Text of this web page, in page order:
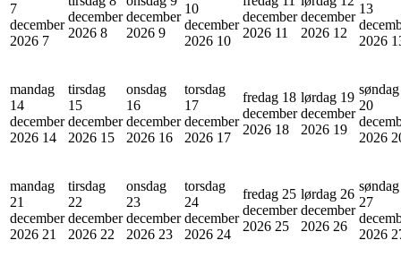
7
december
2026 7
december
2026 8
december
2026 9
10
december
2026 10
december
2026 11
december
2026 12
13
2026
mandag
14
december
2026 14
tirsdag
15
december
2026 15
onsdag
16
december
2026 16
torsdag
17
december
2026 17
fredag 18
december
2026 18
lørdag 19
december
2026 19
søndag
20
2026
mandag
21
december
2026 21
tirsdag
22
december
2026 22
onsdag
23
december
2026 23
torsdag
24
december
2026 24
fredag 25
december
2026 25
lørdag 26
december
2026 26
søndag
27
2026